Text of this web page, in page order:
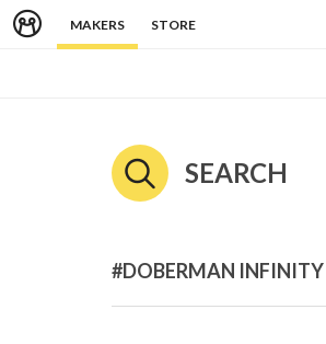
MAKERS STORE
SEARCH
#DOBERMAN INFINITY